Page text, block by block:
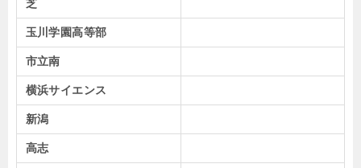
芝
玉川学園高等部
市立南
横浜サイエンス
新潟
高志